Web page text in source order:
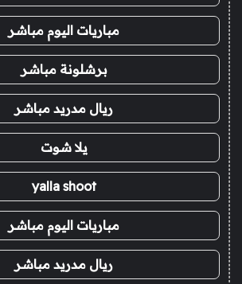
مباريات اليوم مباشر
برشلونة مباشر
ريال مدريد مباشر
يلا شوت
yalla shoot
مباريات اليوم مباشر
ريال مدريد مباشر